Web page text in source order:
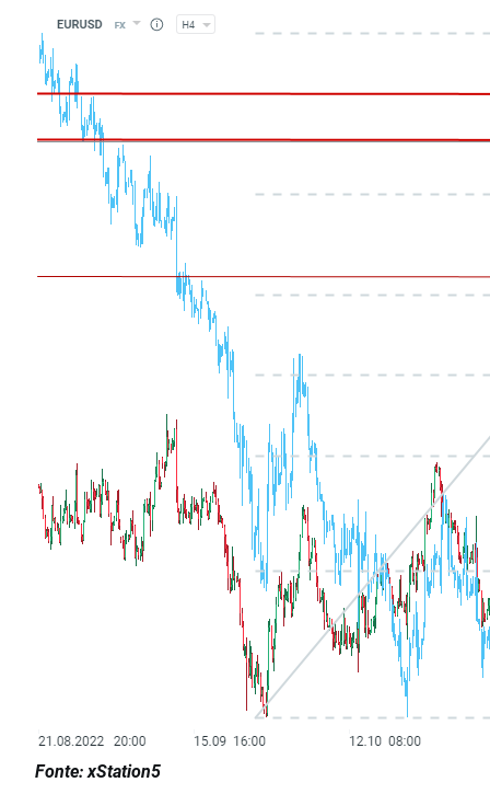
Fonte: xStation5